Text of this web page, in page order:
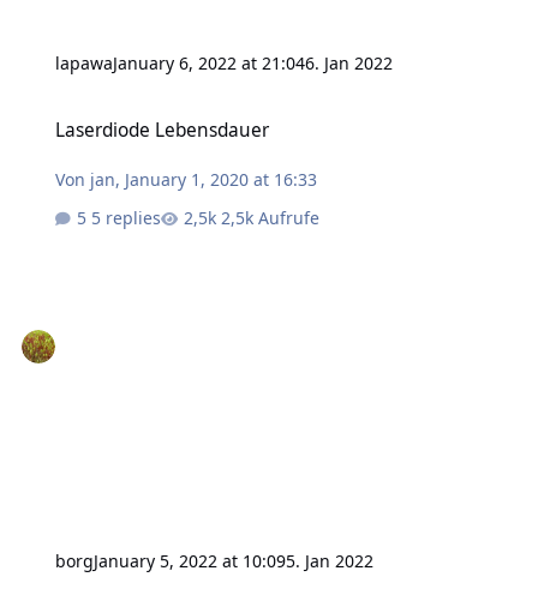
lapawaJanuary 6, 2022 at 21:046. Jan 2022
Laserdiode Lebensdauer
Von jan, January 1, 2020 at 16:33
5 replies
2,5k Aufrufe
borgJanuary 5, 2022 at 10:095. Jan 2022